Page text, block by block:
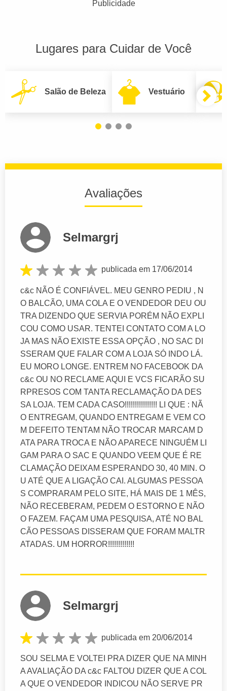
Publicidade
Lugares para Cuidar de Você
Salão de Beleza Vestuário
Avaliações
Selmargrj
publicada em 17/06/2014
c&c NÃO É CONFIÁVEL. MEU GENRO PEDIU , N
O BALCÃO, UMA COLA E O VENDEDOR DEU OU
TRA DIZENDO QUE SERVIA PORÉM NÃO EXPLI
COU COMO USAR. TENTEI CONTATO COM A LO
JA MAS NÃO EXISTE ESSA OPÇÃO , NO SAC DI
SSERAM QUE FALAR COM A LOJA SÓ INDO LÁ.
EU MORO LONGE. ENTREM NO FACEBOOK DA
c&c OU NO RECLAME AQUI E VCS FICARÃO SU
RPRESOS COM TANTA RECLAMAÇÃO DA DES
SA LOJA. TEM CADA CASO!!!!!!!!!!!!!!!! LI QUE : NÃ
O ENTREGAM, QUANDO ENTREGAM E VEM CO
M DEFEITO TENTAM NÃO TROCAR MARCAM D
ATA PARA TROCA E NÃO APARECE NINGUÉM LI
GAM PARA O SAC E QUANDO VEEM QUE É RE
CLAMAÇÃO DEIXAM ESPERANDO 30, 40 MIN. O
U ATÉ QUE A LIGAÇÃO CAI. ALGUMAS PESSOA
S COMPRARAM PELO SITE, HÁ MAIS DE 1 MÊS,
NÃO RECEBERAM, PEDEM O ESTORNO E NÃO
O FAZEM. FAÇAM UMA PESQUISA, ATÉ NO BAL
CÃO PESSOAS DISSERAM QUE FORAM MALTR
ATADAS. UM HORROR!!!!!!!!!!!!!
Selmargrj
publicada em 20/06/2014
SOU SELMA E VOLTEI PRA DIZER QUE NA MINH
A AVALIAÇÃO DA c&c FALTOU DIZER QUE A COL
A QUE O VENDEDOR INDICOU NÃO SERVE PR